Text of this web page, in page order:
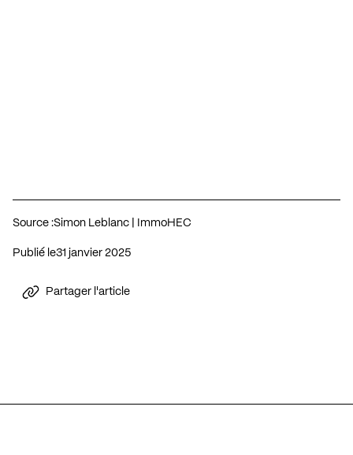
Source :Simon Leblanc | ImmoHEC
Publié le 31 janvier 2025
Partager l'article